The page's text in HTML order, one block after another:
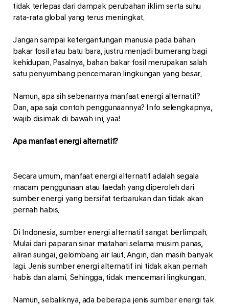
tidak terlepas dari dampak perubahan iklim serta suhu
rata-rata global yang terus meningkat.
Jangan sampai ketergantungan manusia pada bahan
bakar fosil atau batu bara, justru menjadi bumerang bagi
kehidupan. Pasalnya, bahan bakar fosil merupakan salah
satu penyumbang pencemaran lingkungan yang besar.
Namun, apa sih sebenarnya manfaat energi alternatif?
Dan, apa saja contoh penggunaannya? Info selengkapnya,
wajib disimak di bawah ini, yaa!
Apa manfaat energi alternatif?
Secara umum, manfaat energi alternatif adalah segala
macam penggunaan atau faedah yang diperoleh dari
sumber energi yang bersifat terbarukan dan tidak akan
pernah habis.
Di Indonesia, sumber energi alternatif sangat berlimpah.
Mulai dari paparan sinar matahari selama musim panas,
aliran sungai, gelombang air laut. Angin, dan masih banyak
lagi. Jenis sumber energi alternatif ini tidak akan pernah
habis dan alami. Sehingga, tidak mencemari lingkungan.
Namun, sebaliknya, ada beberapa jenis sumber energi tak